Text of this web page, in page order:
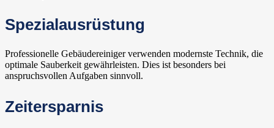
Spezialausrüstung
Professionelle Gebäudereiniger verwenden modernste Technik, die
optimale Sauberkeit gewährleisten. Dies ist besonders bei
anspruchsvollen Aufgaben sinnvoll.
Zeitersparnis